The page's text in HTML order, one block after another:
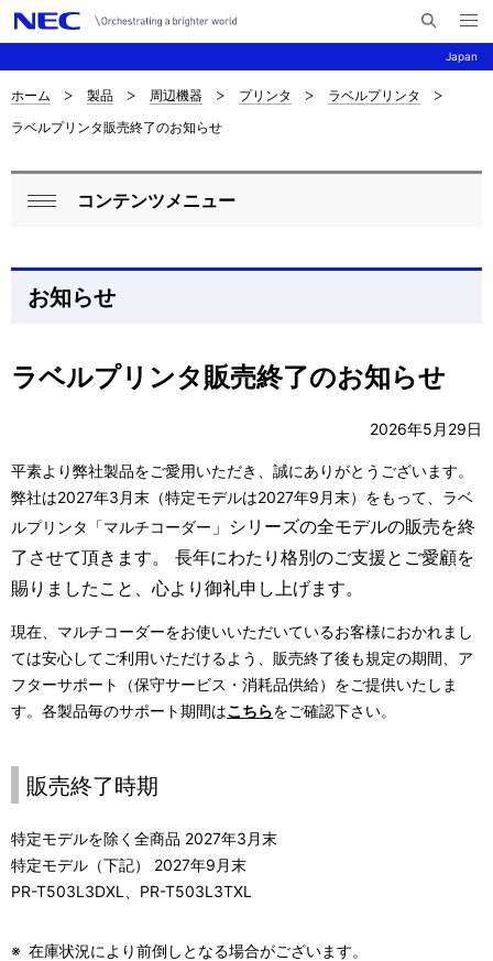
Japan
イ
メ
ニ
ュ
ナ
ビ
ゲ
ョ
サ
イ
ト
の
現
位
を
表
示
し
て
い
ま
。
ホーム 製品 周辺機器 プリンタ
ラベルプリンタ
ラベルプリンタ販売終了のお知らせ
ロ
カ
ナ
ー
シ
ョ
る
コンテンツメニュー
お知らせ
ラベルプリンタ販売終了のお知らせ
2026年5 月 29日
平素より弊社製品をご愛用いただき、誠にありがとうございます。
弊社は2027年3 月末（特定モデルは2027年9 月末）をもって、ラベ
ルプリンタ「マルチコーダー 」 シリーズの全モデルの販売を終
了させて頂きます。 長年にわたり格別のご支援とご愛顧を
賜りましたこと、心より御礼申し上げます。
現在、マルチコーダーをお使いいただいているお客様におかれまし
ては安心してご利用いただけるよう、販売終了後も規定の期間、ア
フターサポート
（保守サービス・消耗品供給） をご提供いたしま
す。 各製品毎のサポート期間はこちらをご確認下さい。
販売終了時期
特定モデルを除く全商品 2027年3月末
特定モデル（下記） 2027年9月末
PR-T503L3DXL、PR-T503L3TXL
※ 在庫状況により前倒しとなる場合がございます。